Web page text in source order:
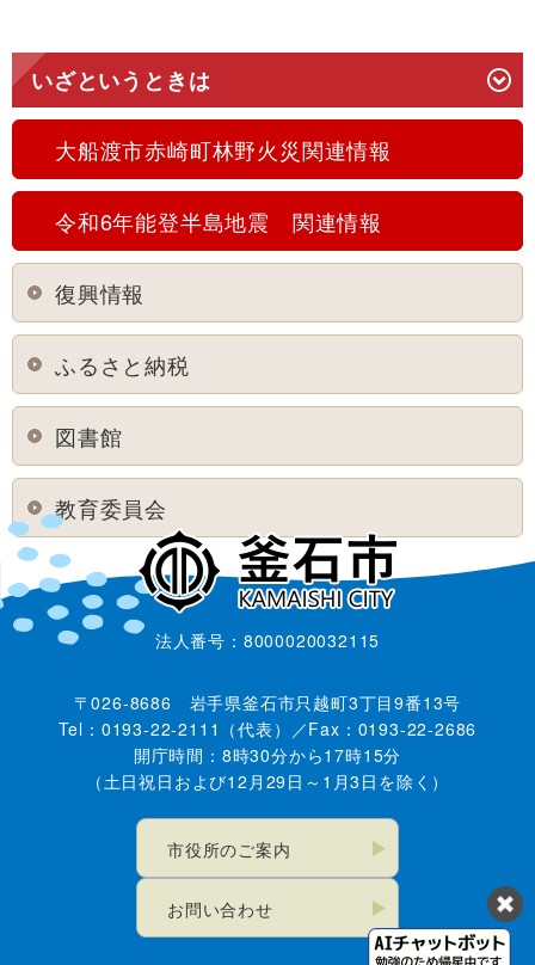
いざというときは
大船渡市赤崎町林野火災関連情報
令和6年能登半島地震 関連情報
復興情報
ふるさと納税
図書館
教育委員会
法人番号：8000020032115
〒026-8686 岩手県釜石市只越町3丁目9番13号
Tel：0193-22-2111（代表）／Fax：0193-22-2686
開庁時間：8時30分から17時15分
（土日祝日および12月29日～1月3日を除く）
市役所のご案内
お問い合わせ